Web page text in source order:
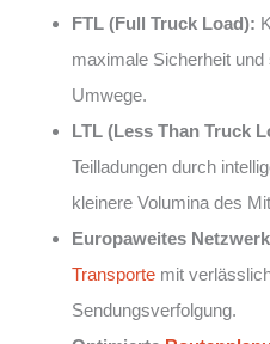
FTL (Full Truck Load):
maximale Sicherheit
Umwege.
LTL (Less Than Truck
Teilladungen durch
kleinere Volumina des
Europaweites
Transporte mit
Sendungsverfolgung.